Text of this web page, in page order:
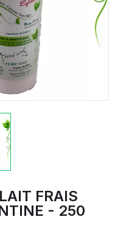
FRAIS
- 250